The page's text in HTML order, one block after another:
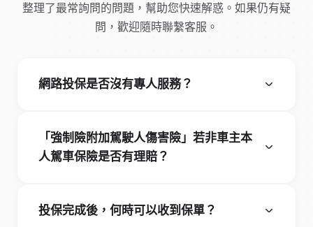
整理了最常詢問的問題，幫助您快速解惑。如果仍有疑
問，歡迎隨時聯繫客服。
網路投保是否沒有專人服務？
「強制險附加駕駛人傷害險」若非車主本
人駕車保險是否有理賠？
投保完成後，何時可以收到保單？